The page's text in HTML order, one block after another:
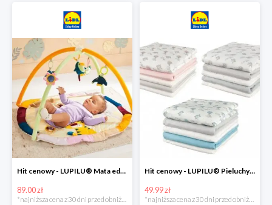
Hit cenowy - LUPILU® Mata edukacyjna dla niemowląt, 1 sztuka
89.00 zł
*najniższa cena z 30 dni przed obniżką
Hit cenowy - LUPILU® Pieluchy tetrowe 80x80 cm, z biobawełny, 5 sztuk
49.99 zł
*najniższa cena z 30 dni przed obniżką